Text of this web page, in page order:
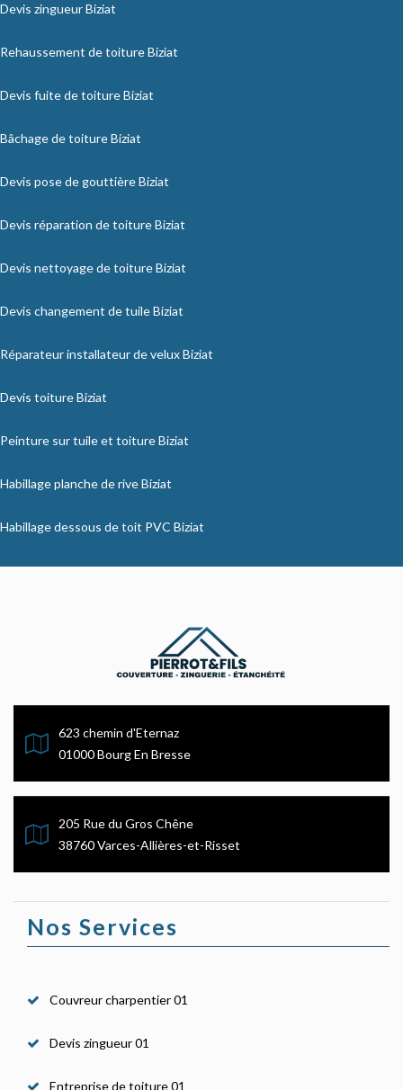
Devis zingueur Biziat
Rehaussement de toiture Biziat
Devis fuite de toiture Biziat
Bâchage de toiture Biziat
Devis pose de gouttière Biziat
Devis réparation de toiture Biziat
Devis nettoyage de toiture Biziat
Devis changement de tuile Biziat
Réparateur installateur de velux Biziat
Devis toiture Biziat
Peinture sur tuile et toiture Biziat
Habillage planche de rive Biziat
Habillage dessous de toit PVC Biziat
623 chemin d'Eternaz
01000 Bourg En Bresse
205 Rue du Gros Chêne
38760 Varces-Allières-et-Risset
Nos Services
Couvreur charpentier 01
Devis zingueur 01
Entreprise de toiture 01